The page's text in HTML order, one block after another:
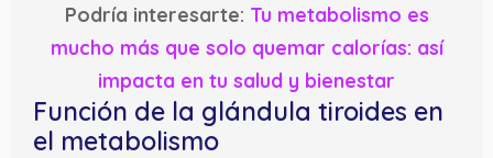
Podría interesarte: Tu metabolismo es
mucho más que solo quemar calorías: así
impacta en tu salud y bienestar
Función de la glándula tiroides en
el metabolismo